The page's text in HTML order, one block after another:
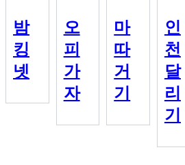
밤
킹
넷
오
피
가
자
마
따
거
기
인
천
달
리
기